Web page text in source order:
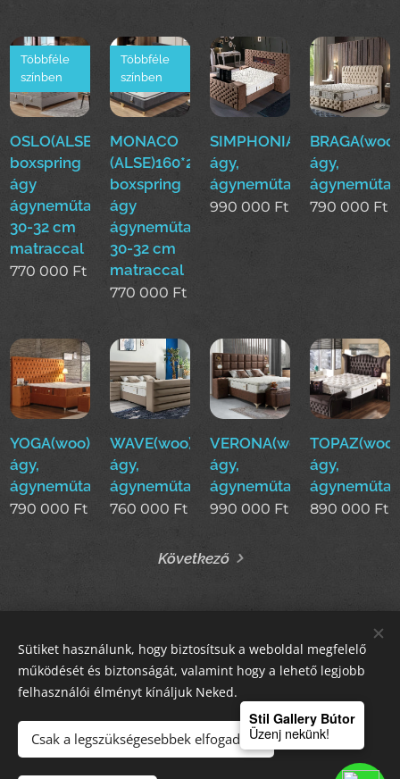
OSLO(ALSE)160*200cm
boxspring
ágy
ágyneműtartóval
30-32 cm
matraccal
Többféle
színben
770 000 Ft
MONACO
(ALSE)160*200cm
boxspring
ágy
ágyneműtartóval
30-32 cm
matraccal
Többféle
színben
770 000 Ft
ágy,
ágyneműtartós
990 000 Ft
ágy,
790 000 Ft
YOGA(woo)boxspring
ágy,
ágyneműtartós
790 000 Ft
WAVE(woo)boxspring
ágy,
ágyneműtartós
760 000 Ft
VERONA(woo)boxspring
ágy,
ágyneműtartós
990 000 Ft
ágy,
890 000 Ft
Következő
STIL GALLERY KFT
Sütiket használunk, hogy biztosítsuk a weboldal megfelelő
működését és biztonságát, valamint hogy a lehető legjobb
felhasználói élményt kínáljuk Neked.
Csak a legszükségesebbek elfogadása
Stil Gallery Bútor
Üzenj nekünk!